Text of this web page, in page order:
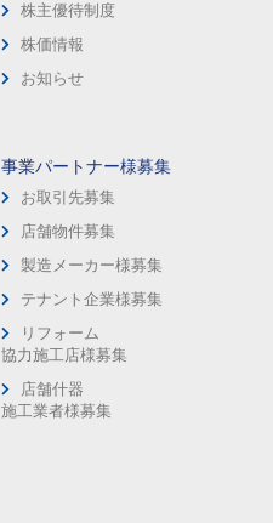
株主優待制度
株価情報
お知らせ
事業パートナー様募集
お取引先募集
店舗物件募集
製造メーカー様募集
テナント企業様募集
リフォーム
協力施工店様募集
店舗什器
施工業者様募集